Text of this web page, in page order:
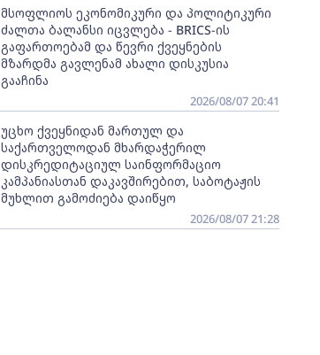
მსოფლიოს ეკონომიკური და პოლიტიკური
ძალთა ბალანსი იცვლება - BRICS-ის
გაფართოებამ და წევრი ქვეყნების
მზარდმა გავლენამ ახალი დისკუსია
გააჩინა
2026/08/07 20:41
უცხო ქვეყნიდან მართულ და
საქართველოდან მხარდაჭერილ
დისკრედიტაციულ საინფორმაციო
კამპანიასთან დაკავშირებით, საბოტაჟის
მუხლით გამოძიება დაიწყო
2026/08/07 21:28